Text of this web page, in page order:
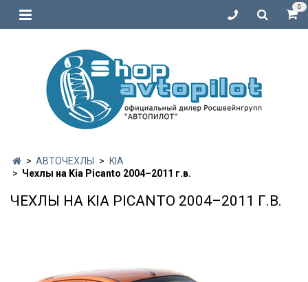
0
АВТОЧЕХЛЫ
KIA
Чехлы на Kia Picanto 2004–2011 г.в.
ЧЕХЛЫ НА KIA PICANTO 2004–2011 Г.В.